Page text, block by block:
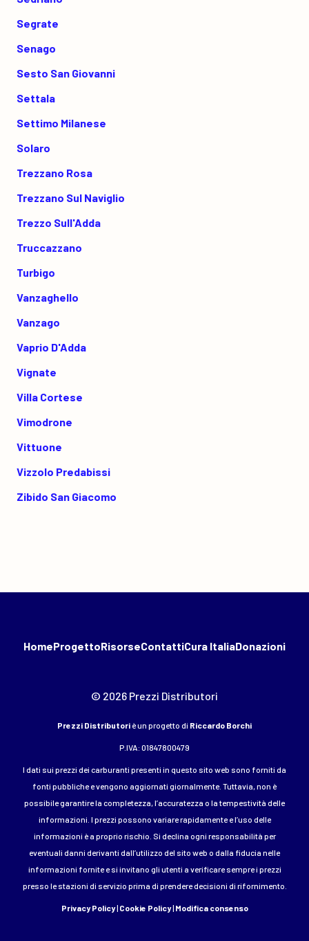
Segrate
Senago
Sesto San Giovanni
Settala
Settimo Milanese
Solaro
Trezzano Rosa
Trezzano Sul Naviglio
Trezzo Sull'Adda
Truccazzano
Turbigo
Vanzaghello
Vanzago
Vaprio D'Adda
Vignate
Villa Cortese
Vimodrone
Vittuone
Vizzolo Predabissi
Zibido San Giacomo
HomeProgettoRisorseContattiCura ItaliaDonazioni
© 2026 Prezzi Distributori
Prezzi Distributori è un progetto di Riccardo Borchi
P.IVA: 01847800479
I dati sui prezzi dei carburanti presenti in questo sito web sono forniti da
fonti pubbliche e vengono aggiornati giornalmente. Tuttavia, non è
possibile garantire la completezza, l’accuratezza o la tempestività delle
informazioni. I prezzi possono variare rapidamente e l’uso delle
informazioni è a proprio rischio. Si declina ogni responsabilità per
eventuali danni derivanti dall’utilizzo del sito web o dalla fiducia nelle
informazioni fornite e si invitano gli utenti a verificare sempre i prezzi
presso le stazioni di servizio prima di prendere decisioni di rifornimento.
Privacy Policy| Cookie Policy| Modifica consenso